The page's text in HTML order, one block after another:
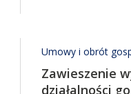
Umowy i obrót
Zawieszenie
działalności